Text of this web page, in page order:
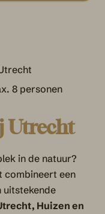
8 personen
Utrecht
in de natuur?
combineert een
uitstekende
Huizen en